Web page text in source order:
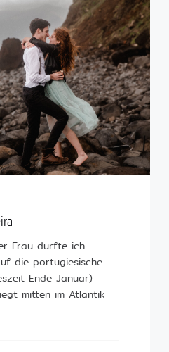
Frau durfte ich
die portugiesische
Ende Januar)
mitten im Atlantik